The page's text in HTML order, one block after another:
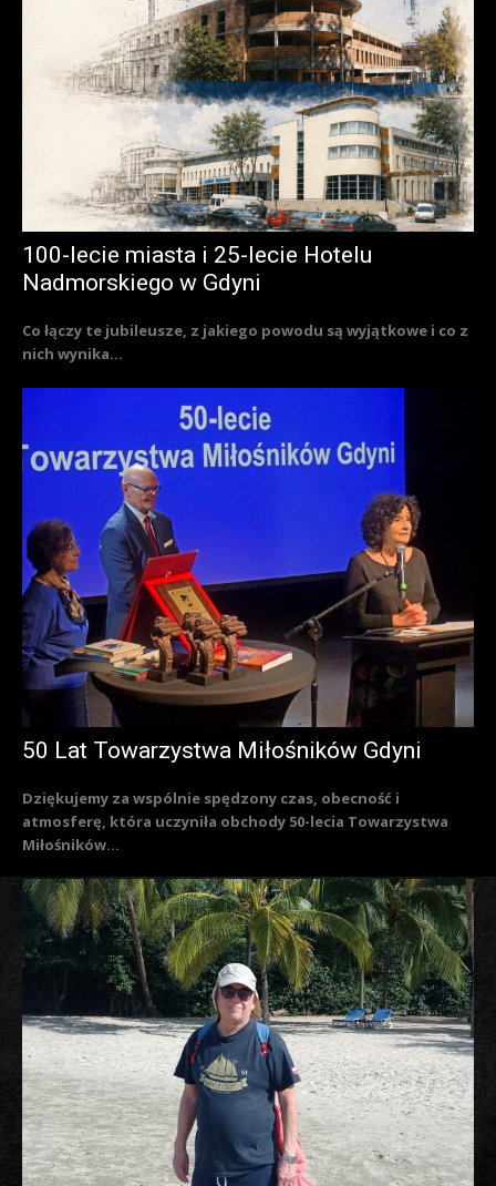
100-lecie miasta i 25-lecie Hotelu
Nadmorskiego w Gdyni
Co łączy te jubileusze, z jakiego powodu są wyjątkowe i co z
nich wynika...
50 Lat Towarzystwa Miłośników Gdyni
Dziękujemy za wspólnie spędzony czas, obecność i
atmosferę, która uczyniła obchody 50-lecia Towarzystwa
Miłośników...